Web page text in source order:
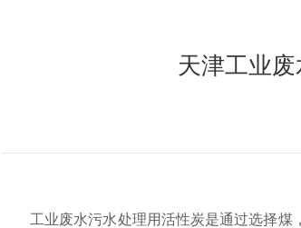
天津工业
工业废水污水处理用活性炭是通过选择